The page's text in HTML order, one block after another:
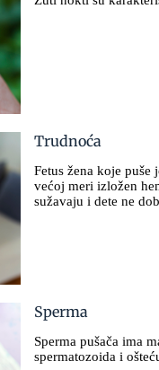
Trudnoća
Fetus žena koje
većoj meri izložen
sužavaju i dete ne
Sperma
Sperma pušača ima
spermatozoida i